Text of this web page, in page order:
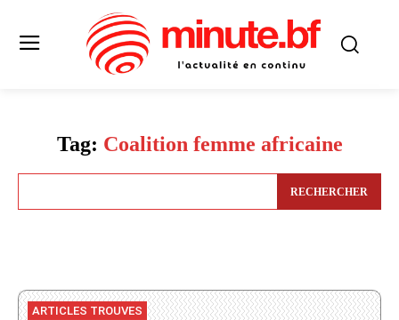
Tag: Coalition femme africaine
RECHERCHER
ARTICLES TROUVES